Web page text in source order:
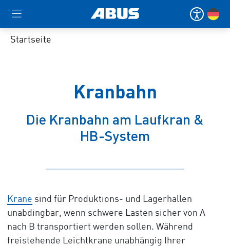
Startseite
Kranbahn
Die Kranbahn am Laufkran &
HB-System
Krane sind für Produktions- und Lagerhallen
unabdingbar, wenn schwere Lasten sicher von A
nach B transportiert werden sollen. Während
freistehende Leichtkrane unabhängig Ihrer